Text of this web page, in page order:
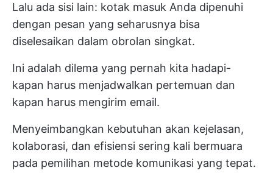
Lalu ada sisi lain: kotak masuk Anda dipenuhi
dengan pesan yang seharusnya bisa
diselesaikan dalam obrolan singkat.
Ini adalah dilema yang pernah kita hadapi-
kapan harus menjadwalkan pertemuan dan
kapan harus mengirim email.
Menyeimbangkan kebutuhan akan kejelasan,
kolaborasi, dan efisiensi sering kali bermuara
pada pemilihan metode komunikasi yang tepat.